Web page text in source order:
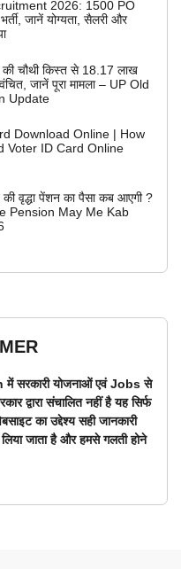
2026: 1500 PO
जानें योग्यता, सैलरी और
की चौथी किस्त से 18.17 लाख
वंचित, जानें पूरा मामला – UP Old
Update
Download Online | How
Voter ID Card Online
वृद्धा पेंशन का पैसा कब आएगी ?
Pension May Me Kab
सरकारी योजनाओं एवं Jobs से
द्वारा संचालित नहीं है यह सिर्फ
का उद्देश्य सही जानकारी
लिया जाता है और हमसे गलती होने